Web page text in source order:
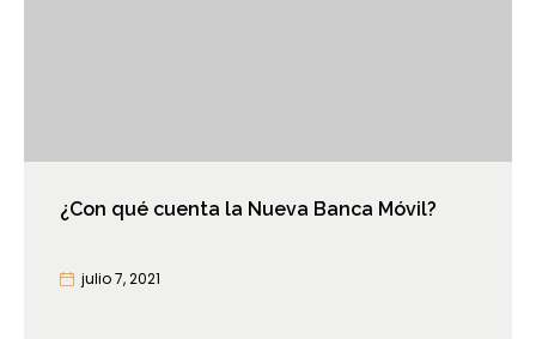
¿Con qué cuenta la Nueva Banca Móvil?
julio 7, 2021